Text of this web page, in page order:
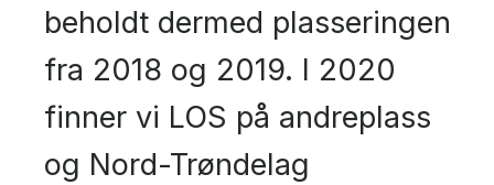
beholdt dermed plasseringen
fra 2018 og 2019. I 2020
finner vi LOS på andreplass
og Nord-Trøndelag